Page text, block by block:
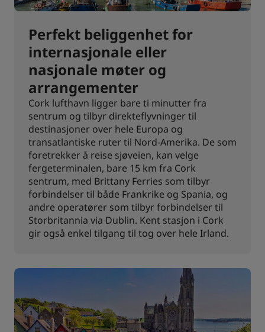
Perfekt beliggenhet for
internasjonale eller
nasjonale møter og
arrangementer
Cork lufthavn ligger bare ti minutter fra
sentrum og tilbyr direkteflyvninger til
destinasjoner over hele Europa og
transatlantiske ruter til Nord-Amerika. De som
foretrekker å reise sjøveien, kan velge
fergeterminalen, bare 15 km fra Cork
sentrum, med Brittany Ferries som tilbyr
forbindelser til både Frankrike og Spania, og
andre operatører som tilbyr forbindelser til
Storbritannia via Dublin. Kent stasjon i Cork
gir også enkel tilgang til tog over hele Irland.